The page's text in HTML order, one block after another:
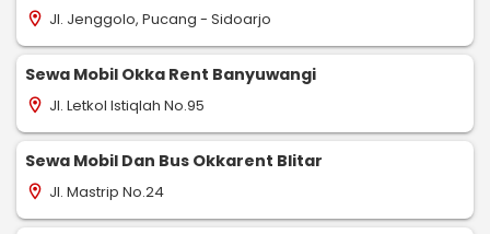
location_on Jl. Jenggolo, Pucang - Sidoarjo
Sewa Mobil Okka Rent Banyuwangi
location_on Jl. Letkol Istiqlah No.95
Sewa Mobil Dan Bus Okkarent Blitar
location_on Jl. Mastrip No.24